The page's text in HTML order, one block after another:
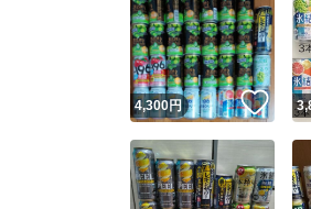
4,300円 いい